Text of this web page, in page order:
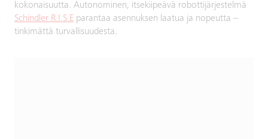
kokonaisuutta. Autonominen, itsekiipeävä robottijärjestelmä
Schindler R.I.S.E parantaa asennuksen laatua ja nopeutta –
tinkimättä turvallisuudesta.